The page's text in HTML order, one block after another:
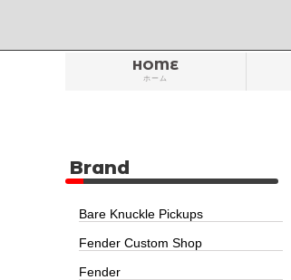
HOME
ホーム
Brand
Bare Knuckle Pickups
Fender Custom Shop
Fender